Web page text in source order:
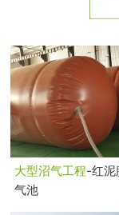
大型沼气工程-红泥
气池